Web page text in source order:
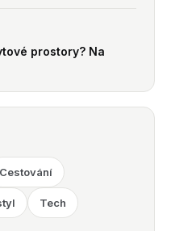
prostory? Na
Cestování
Tech